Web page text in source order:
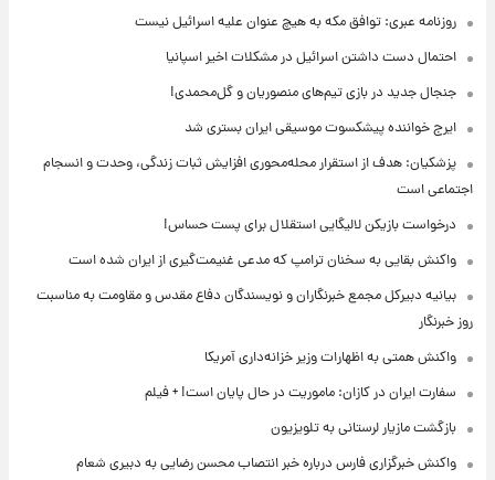
روزنامه عبری: توافق مکه به هیچ عنوان علیه اسرائیل نیست
احتمال دست داشتن اسرائیل در مشکلات اخیر اسپانیا
جنجال جدید در بازی تیم‌های منصوریان و گل‌محمدی!
ایرج خواننده پیشکسوت موسیقی ایران بستری شد
پزشکیان: هدف از استقرار محله‌محوری افزایش ثبات زندگی، وحدت و انسجام
اجتماعی است
درخواست بازیکن لالیگایی استقلال برای پست حساس!
واکنش بقایی به سخنان ترامپ که مدعی غنیمت‌گیری از ایران شده است
بیانیه دبیرکل مجمع خبرنگاران و نویسندگان دفاع مقدس و مقاومت به مناسبت
روز خبرنگار
واکنش همتی به اظهارات وزیر خزانه‌داری آمریکا
سفارت ایران در کازان: ماموریت در حال پایان است! + فیلم
بازگشت مازیار لرستانی به تلویزیون
واکنش خبرگزاری فارس درباره خبر انتصاب محسن رضایی به دبیری شعام